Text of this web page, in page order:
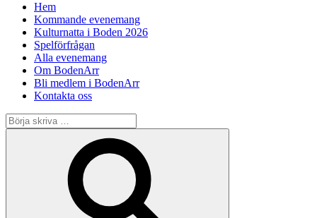
Hem
Kommande evenemang
Kulturnatta i Boden 2026
Spelförfrågan
Alla evenemang
Om BodenArr
Bli medlem i BodenArr
Kontakta oss
Sök
efter: